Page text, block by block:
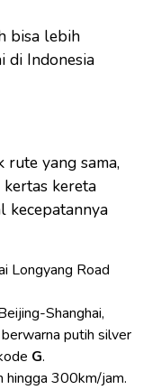
bisa lebih
di Indonesia
yang sama,
kereta
kecepatannya
Longyang Road
Shanghai,
putih silver
G.
hingga 300km/jam.